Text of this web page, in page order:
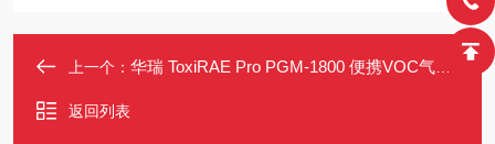
上一个： 华瑞 ToxiRAE Pro PGM-1800 便携VOC气体检测仪 五路报警 防水防尘
返回列表